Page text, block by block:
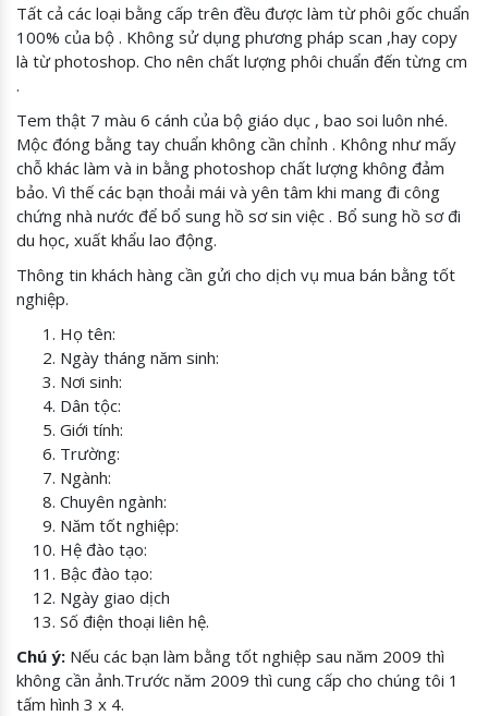
Tất cả các loại bằng cấp trên đều được làm từ phôi gốc chuẩn
100% của bộ . Không sử dụng phương pháp scan ,hay copy
là từ photoshop. Cho nên chất lượng phôi chuẩn đến từng cm
.
Tem thật 7 màu 6 cánh của bộ giáo dục , bao soi luôn nhé.
Mộc đóng bằng tay chuẩn không cần chỉnh . Không như mấy
chỗ khác làm và in bằng photoshop chất lượng không đảm
bảo. Vì thế các bạn thoải mái và yên tâm khi mang đi công
chứng nhà nước để bổ sung hồ sơ sin việc . Bổ sung hồ sơ đi
du học, xuất khẩu lao động.
Thông tin khách hàng cần gửi cho dịch vụ mua bán bằng tốt
nghiệp.
Họ tên:
Ngày tháng năm sinh:
Nơi sinh:
Dân tộc:
Giới tính:
Trường:
Ngành:
Chuyên ngành:
Năm tốt nghiệp:
Hệ đào tạo:
Bậc đào tạo:
Ngày giao dịch
Số điện thoại liên hệ.
Chú ý: Nếu các bạn làm bằng tốt nghiệp sau năm 2009 thì
không cần ảnh.Trước năm 2009 thì cung cấp cho chúng tôi 1
tấm hình 3 x 4.